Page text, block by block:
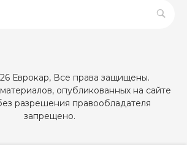
Еврокар, Все права защищены.
опубликованных на сайте
разрешения правообладателя
запрещено.